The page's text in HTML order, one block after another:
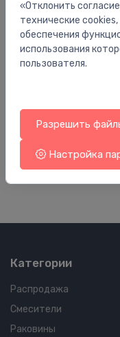
termostat.
31.00 €
Категории
Распродажа
Смесители
Раковины
«Отклонить
технические
обеспечения
использования
пользователя.
Разрешить
Настройка